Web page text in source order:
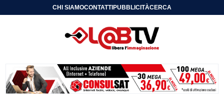
CHI SIAMOCONTATTIPUBBLICITÀCERCA